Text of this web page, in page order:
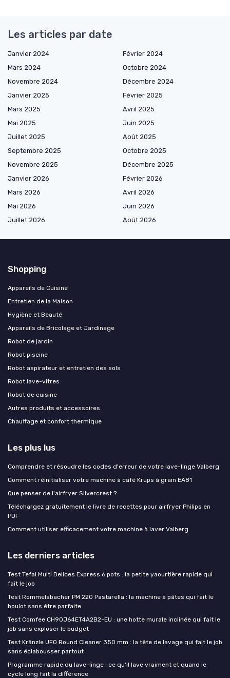
Les articles par date
Janvier 2024
Février 2024
Mars 2024
Octobre 2024
Novembre 2024
Décembre 2024
Janvier 2025
Février 2025
Mars 2025
Avril 2025
Mai 2025
Juin 2025
Juillet 2025
Août 2025
Septembre 2025
Octobre 2025
Novembre 2025
Décembre 2025
Janvier 2026
Février 2026
Mars 2026
Avril 2026
Mai 2026
Juin 2026
Juillet 2026
Août 2026
Shopping
Appareils de Cuisine
Entretien de la Maison
Hygiène et Beauté
Appareils de Bricolage et Jardinage
Robot de jardin
Robot piscine
Robot aspirateur et entretien des sols
Robot lave-vitres
Robot de cuisine
Autres produits et accessoires
Chauffage et confort thermique
Les plus lus
Comprendre et résoudre les codes d'erreur de votre lave-linge Valberg
Comment réinitialiser votre machine à café Krups à grain EA81
Que penser de l'airfryer Silvercrest ?
Téléchargez gratuitement le livre de recettes pour airfryer Philips en
PDF
Comment utiliser efficacement votre machine à laver Valberg
Les derniers articles
Test Tefal Multi Delices Express 6 pots : la petite yaourtière rapide qui
fait le job
Test Rommelsbacher PM 220 Pastarella : la machine à pâtes qui fait le
boulot sans être parfaite
Test Comfee CH90J64ET4A2B2-EU : une hotte murale inclinée qui fait le
job sans exploser le budget
Test Kränzle UFO Round Cleaner 350 mm : la tête de lavage qui fait le job
sans éclabousser partout
Programme rapide du lave-linge : ce qu'il lave vraiment et quand le
cycle long fait la différence